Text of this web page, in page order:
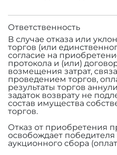
Ответственность
В случае отказа или
торгов (или
согласие на
протокола и (или)
возмещения затрат,
проведением торгов,
результаты торгов
задаток возврату не
состав имущества
торгов.
Отказ от приобретения
освобождает победителя
аукционного сбора